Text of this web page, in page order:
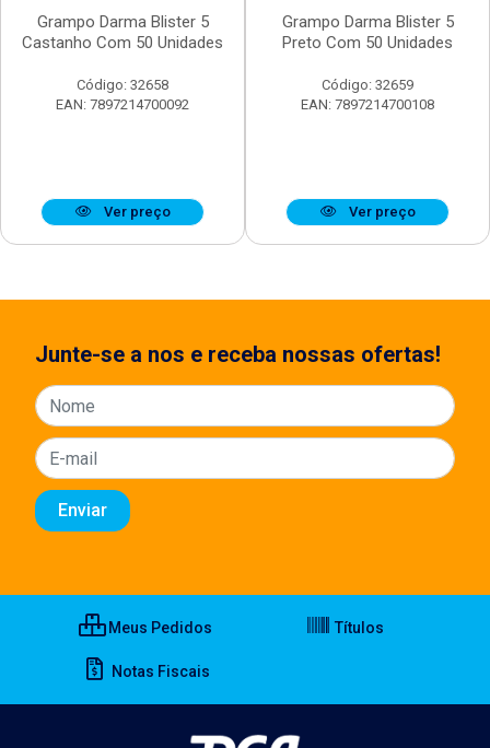
Grampo Darma Blister 5
Castanho Com 50 Unidades
Código: 32658
EAN: 7897214700092
Ver preço
Grampo Darma Blister 5
Preto Com 50 Unidades
Código: 32659
EAN: 7897214700108
Ver preço
Junte-se a nos e receba nossas ofertas!
Meus Pedidos Títulos
Notas Fiscais